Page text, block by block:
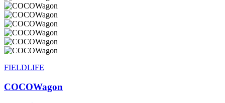
FIELDLIFE
COCOWagon